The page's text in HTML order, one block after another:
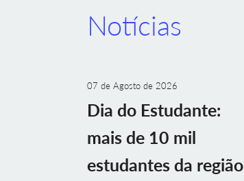
Notícias
07 de Agosto de 2026
Dia do Estudante:
mais de 10 mil
estudantes da região